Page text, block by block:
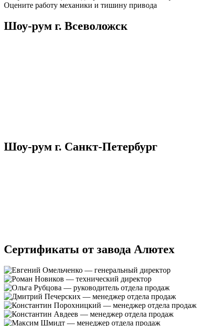
Оцените работу механики и тишину привода
Шоу-рум г. Всеволожск
Шоу-рум г. Санкт-Петербург
Сертификаты от завода Алютех